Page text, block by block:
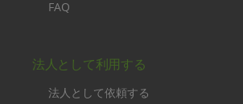
FAQ
法人として利用する
法人として依頼する